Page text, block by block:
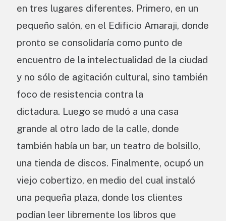
en tres lugares diferentes. Primero, en un
pequeño salón, en el Edificio Amaraji, donde
pronto se consolidaría como punto de
encuentro de la intelectualidad de la ciudad
y no sólo de agitación cultural, sino también
foco de resistencia contra la
dictadura. Luego se mudó a una casa
grande al otro lado de la calle, donde
también había un bar, un teatro de bolsillo,
una tienda de discos. Finalmente, ocupó un
viejo cobertizo, en medio del cual instaló
una pequeña plaza, donde los clientes
podían leer libremente los libros que